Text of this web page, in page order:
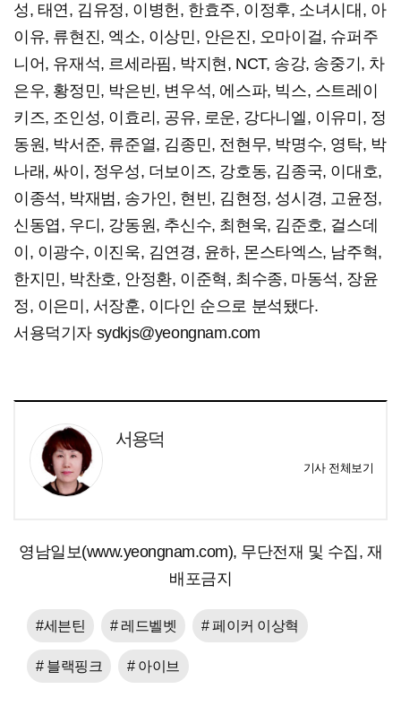
성, 태연, 김유정, 이병헌, 한효주, 이정후, 소녀시대, 아
이유, 류현진, 엑소, 이상민, 안은진, 오마이걸, 슈퍼주
니어, 유재석, 르세라핌, 박지현, NCT, 송강, 송중기, 차
은우, 황정민, 박은빈, 변우석, 에스파, 빅스, 스트레이
키즈, 조인성, 이효리, 공유, 로운, 강다니엘, 이유미, 정
동원, 박서준, 류준열, 김종민, 전현무, 박명수, 영탁, 박
나래, 싸이, 정우성, 더보이즈, 강호동, 김종국, 이대호,
이종석, 박재범, 송가인, 현빈, 김현정, 성시경, 고윤정,
신동엽, 우디, 강동원, 추신수, 최현욱, 김준호, 걸스데
이, 이광수, 이진욱, 김연경, 윤하, 몬스타엑스, 남주혁,
한지민, 박찬호, 안정환, 이준혁, 최수종, 마동석, 장윤
정, 이은미, 서장훈, 이다인 순으로 분석됐다.
서용덕기자 sydkjs@yeongnam.com
서용덕
기사 전체보기
영남일보(www.yeongnam.com), 무단전재 및 수집, 재
배포금지
#세븐틴 # 레드벨벳 # 페이커 이상혁
# 블랙핑크 # 아이브